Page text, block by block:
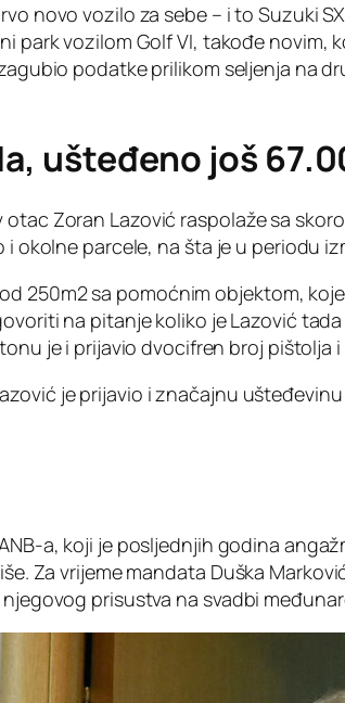
novo vozilo za sebe – i to Suzuki
park vozilom Golf VI, takođe novim,
podatke prilikom seljenja na
ušteđeno još
Zoran Lazović raspolaže sa
okolne parcele, na šta je u periodu
250m2 sa pomoćnim objektom,
na pitanje koliko je Lazović
je i prijavio dvocifren broj pištolja i
je prijavio i značajnu
a, koji je posljednjih godina
Za vrijeme mandata Duška
prisustva na svadbi